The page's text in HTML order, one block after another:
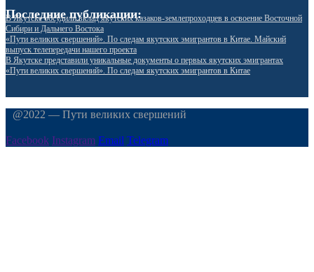
Последние публикации:
В Якутске обсудили вклад якутских казаков-землепроходцев в освоение Восточной
Сибири и Дальнего Востока
«Пути великих свершений». По следам якутских эмигрантов в Китае. Майский
выпуск телепередачи нашего проекта
В Якутске представили уникальные документы о первых якутских эмигрантах
«Пути великих свершений». По следам якутских эмигрантов в Китае
@2022 — Пути великих свершений
Facebook Instagram Email Telegram